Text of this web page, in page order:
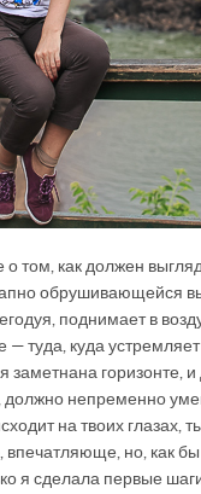
том, как должен
обрушивающейся
поднимает в
— туда, куда
на горизонте,
должно непременно
на твоих глазах,
впечатляюще, но, как
я сделала первые